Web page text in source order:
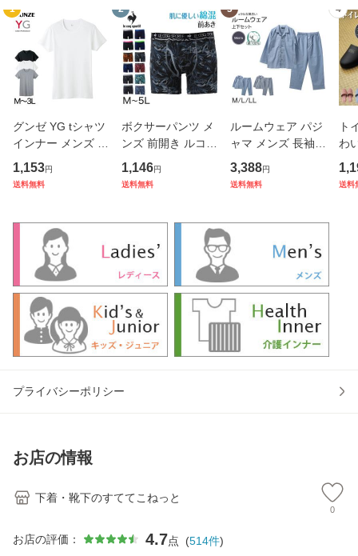
1
グンゼ YG tシャツ
インナー メンズ 半
袖 綿100% M〜3L
男性 紳士 下着 肌
着 抗菌 防臭 M L L
クルーネック 丸首
1,153円
送料無料
2
ボクサーパンツ メ
ンズ 前開き ルコッ
ク M L LL 3L 4L 5
L 大きいサイズ 下
着 ボクサーブリー
sportif ルコックス
ポル
1,146円
送料無料
3
ルームウェア パジ
ャマ メンズ 長袖
上下セット 綿100
シャンブレー 無地
部屋着 M L LL 春
ム取替口 ルームウ
ェア ナ
3,388円
送料無料
4
ト
わ
ル
ス
送料
プライバシーポリシー
お店の情報
下着・靴下のすててこねっと
0
お店の評価： 4.7点 (514件)